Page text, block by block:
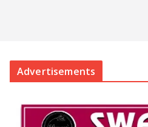
Advertisements